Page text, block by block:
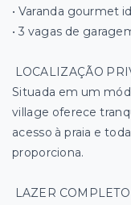
• Varanda gourmet
• 3 vagas de
LOCALIZAÇÃO
Situada em um
village oferece
acesso à praia e
proporciona.
LAZER